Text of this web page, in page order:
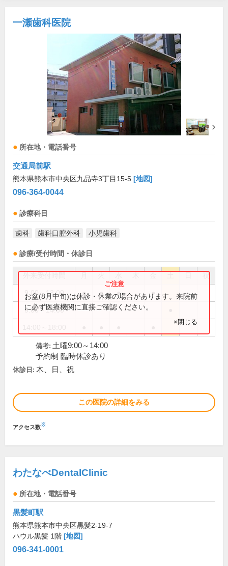
一瀬歯科医院
所在地・電話番号
交通局前駅
熊本県熊本市中央区九品寺3丁目15-5 [地図]
096-364-0044
診療科目
歯科 歯科口腔外科 小児歯科
診療/受付時間・休診日
祝
9:00～13:00 ● ● ● ●
9:00～14:00
お盆(8月中旬)は休診・休業の場合があります。来院前
に必ず医療機関に直接ご確認ください。
×閉じる
備考: 土曜9:00～14:00
予約制 臨時休診あり
休診日: 木、日、祝
この医院の詳細をみる
アクセス数※
わたなべDentalClinic
所在地・電話番号
黒髪町駅
熊本県熊本市中央区黒髪2-19-7
ハウル黒髪 1階 [地図]
096-341-0001